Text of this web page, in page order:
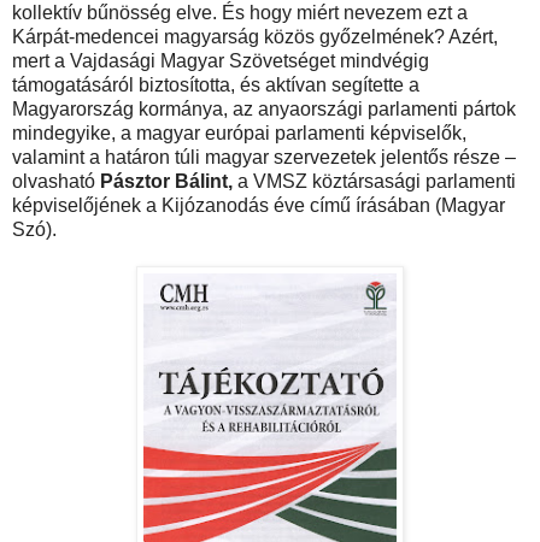
kollektív bűnösség elve. És hogy miért nevezem ezt a
Kárpát-medencei magyarság közös győzelmének? Azért,
mert a Vajdasági Magyar Szövetséget mindvégig
támogatásáról biztosította, és aktívan segítette a
Magyarország kormánya, az anyaországi parlamenti pártok
mindegyike, a magyar európai parlamenti képviselők,
valamint a határon túli magyar szervezetek jelentős része –
olvasható Pásztor Bálint, a VMSZ köztársasági parlamenti
képviselőjének a Kijózanodás éve című írásában (Magyar
Szó).